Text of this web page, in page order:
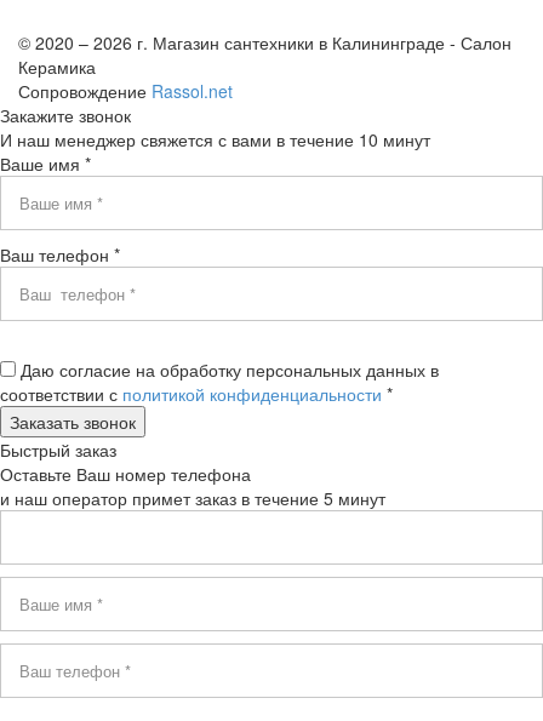
© 2020 – 2026 г. Магазин сантехники в Калининграде - Салон
Керамика
Сопровождение Rassol.net
Закажите звонок
И наш менеджер свяжется с вами в течение 10 минут
Ваше имя *
Ваш телефон *
Даю согласие на обработку персональных данных в
соответствии с политикой конфиденциальности *
Быстрый заказ
Оставьте Ваш номер телефона
и наш оператор примет заказ в течение 5 минут